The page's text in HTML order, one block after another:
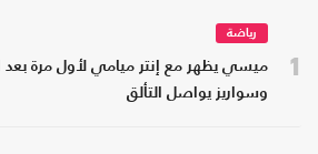
1
رياضة
ميسي يظهر مع إنتر ميامي لأول مرة بعد
وسواريز يواصل التألق